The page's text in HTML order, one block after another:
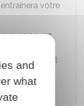
votre
ne payez
en
vous est
de votre
and
what